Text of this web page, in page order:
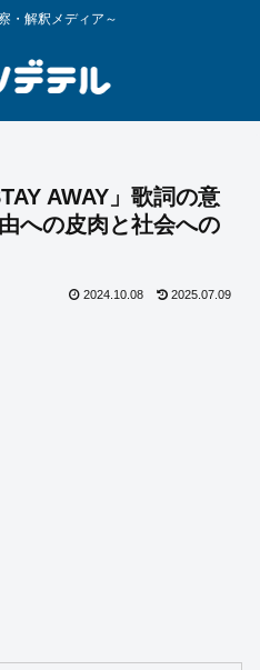
・解釈メディア～
AWAY」歌詞の意
への皮肉と社会への
2024.10.08 2025.07.09